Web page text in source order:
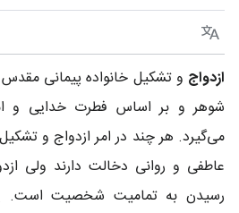
زبان
ازدواج و تشکیل خانواده پیمانی
شوهر و بر اساس فطرت خدایی و
می‌گیرد. هر چند در امر ازدواج و
عاطفی و روانی دخالت دارند ولی
رسیدن به تمامیت شخصیت است.